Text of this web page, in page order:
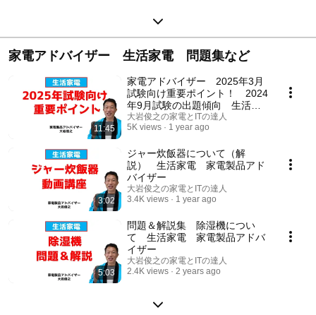
家電アドバイザー 生活家電 問題集など
11:45
家電アドバイザー 2025年3月
試験向け重要ポイント！ 2024
年9月試験の出題傾向 生活家
電
大岩俊之の家電とITの達人
5K views
1 year ago
3:02
ジャー炊飯器について（解
説） 生活家電 家電製品アド
バイザー
大岩俊之の家電とITの達人
3.4K views
1 year ago
5:03
問題＆解説集 除湿機につい
て 生活家電 家電製品アドバ
イザー
大岩俊之の家電とITの達人
2.4K views
2 years ago